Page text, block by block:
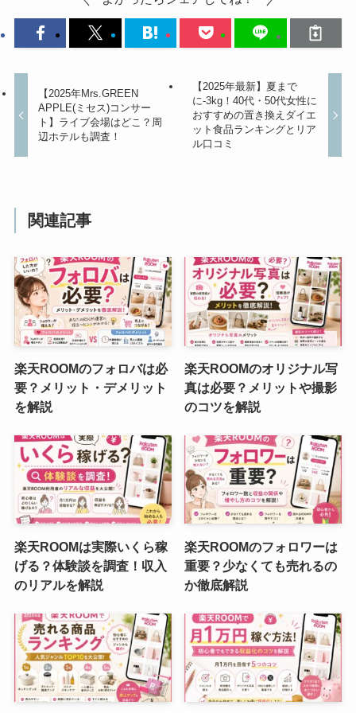
【2025年Mrs.GREEN
APPLE(ミセス)コンサー
ト】ライブ会場はどこ？周
辺ホテルも調査！
【2025年最新】夏まで
に-3kg！40代・50代女性に
おすすめの置き換えダイエ
ット食品ランキングとリア
ル口コミ
関連記事
楽天ROOMのフォロバは必
要？メリット・デメリット
を解説
楽天ROOMのオリジナル写
真は必要？メリットや撮影
のコツを解説
楽天ROOMは実際いくら稼
げる？体験談を調査！収入
のリアルを解説
楽天ROOMのフォロワーは
重要？少なくても売れるの
か徹底解説